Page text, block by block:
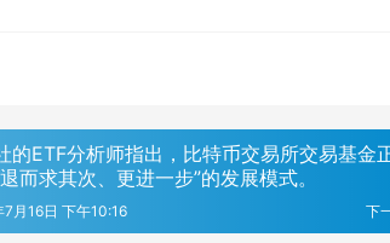
的ETF分析师指出，比特币交易所交易基金
而求其次、更进一步”的发展模式。
下
月16日 下午10:16